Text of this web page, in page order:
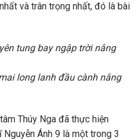
và trân trọng nhất, đó là bài
tung bay ngập trời nắng
long lanh đầu cành nắng
Thúy Nga đã thực hiện
Ánh 9 là một trong 3